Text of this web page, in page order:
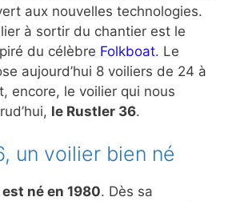
aux nouvelles technologies.
à sortir du chantier est le
du célèbre Folkboat. Le
aujourd’hui 8 voiliers de 24 à
encore, le voilier qui nous
le Rustler 36.
un voilier bien né
né en 1980. Dès sa